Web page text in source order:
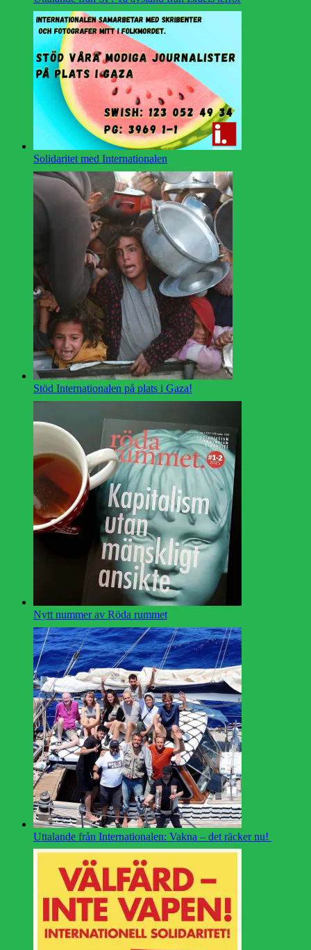
Solidaritet med Internationalen
Stöd Internationalen på plats i Gaza!
Nytt nummer av Röda rummet
Uttalande från Internationalen: Vakna – det räcker nu!